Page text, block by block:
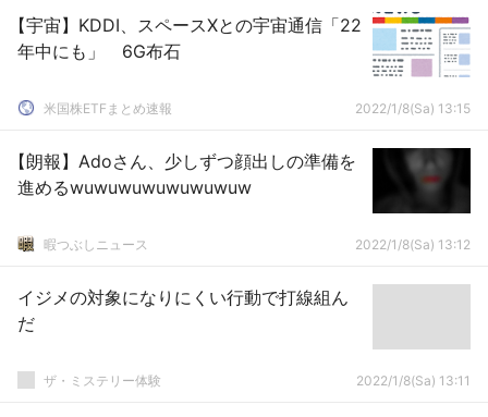
【宇宙】KDDI、スペースXとの宇宙通信「22
年中にも」 6G布石
米国株ETFまとめ速報 2022/1/8(Sa) 13:15
【朗報】Adoさん、少しずつ顔出しの準備を
進めるwuwuwuwuwuwuwuw
暇つぶしニュース 2022/1/8(Sa) 13:12
イジメの対象になりにくい行動で打線組ん
だ
ザ・ミステリー体験 2022/1/8(Sa) 13:11